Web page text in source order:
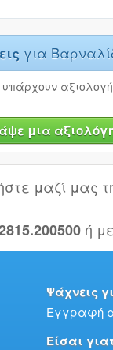
για
μια
μαζί μας
ή με
Ψάχνεις
Εγγραφή
Είσαι